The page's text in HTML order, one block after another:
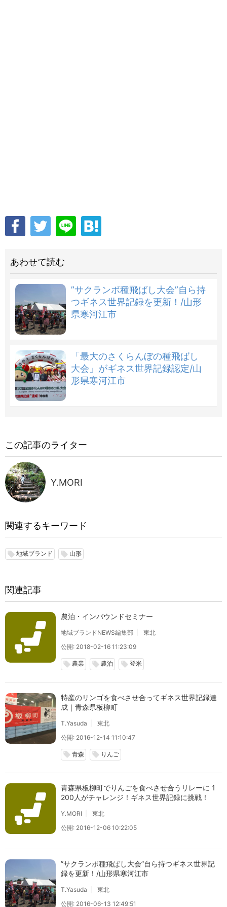
あわせて読む
”サクランボ種飛ばし大会”自ら持
つギネス世界記録を更新！/山形
県寒河江市
「最大のさくらんぼの種飛ばし
大会」がギネス世界記録認定/山
形県寒河江市
この記事のライター
Y.MORI
関連するキーワード
local_offer 地域ブランド local_offer 山形
関連記事
農泊・インバウンドセミナー
地域ブランドNEWS編集部
東北
公開: 2018-02-16 11:23:09
local_offer 農業 local_offer 農泊 local_offer 登米
特産のリンゴを食べさせ合ってギネス世界記録達
成｜青森県板柳町
T.Yasuda
東北
公開: 2016-12-14 11:10:47
local_offer 青森 local_offer りんご
青森県板柳町でりんごを食べさせ合うリレーに 1
200人がチャレンジ！ギネス世界記録に挑戦！
Y.MORI
東北
公開: 2016-12-06 10:22:05
”サクランボ種飛ばし大会”自ら持つギネス世界記
録を更新！/山形県寒河江市
T.Yasuda
東北
公開: 2016-06-13 12:49:51